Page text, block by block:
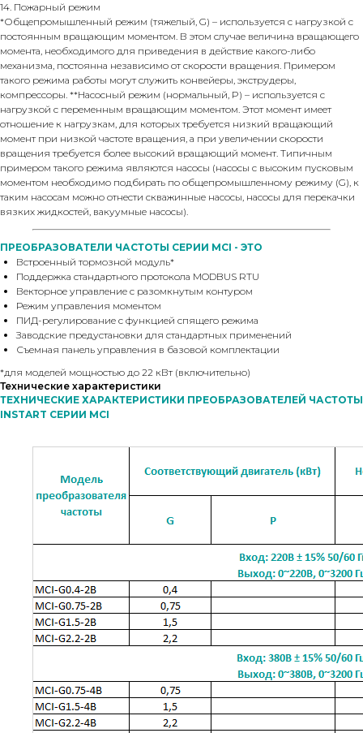
14. Пожарный режим
*Общепромышленный режим (тяжелый, G) – используется с нагрузкой с
постоянным вращающим моментом. В этом случае величина вращающего
момента, необходимого для приведения в действие какого-либо
механизма, постоянна независимо от скорости вращения. Примером
такого режима работы могут служить конвейеры, экструдеры,
компрессоры. **Насосный режим (нормальный, P) – используется с
нагрузкой с переменным вращающим моментом. Этот момент имеет
отношение к нагрузкам, для которых требуется низкий вращающий
момент при низкой частоте вращения, а при увеличении скорости
вращения требуется более высокий вращающий момент. Типичным
примером такого режима являются насосы (насосы с высоким пусковым
моментом необходимо подбирать по общепромышленному режиму (G), к
таким насосам можно отнести скважинные насосы, насосы для перекачки
вязких жидкостей, вакуумные насосы).
ПРЕОБРАЗОВАТЕЛИ ЧАСТОТЫ СЕРИИ MCI - ЭТО
Встроенный тормозной модуль*
Поддержка стандартного протокола MODBUS RTU
Векторное управление с разомкнутым контуром
Режим управления моментом
ПИД-регулирование с функцией спящего режима
Заводские предустановки для стандартных применений
Съемная панель управления в базовой комплектации
*для моделей мощностью до 22 кВт (включительно)
Технические характеристики
ТЕХНИЧЕСКИЕ ХАРАКТЕРИСТИКИ ПРЕОБРАЗОВАТЕЛЕЙ ЧАСТОТЫ
INSTART СЕРИИ MCI